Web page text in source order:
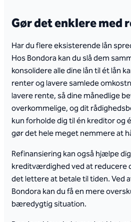
Gør det enklere med
Har du flere eksisterende lån
Hos Bondora kan du slå dem
konsolidere alle dine lån til ét lån
renter og lavere samlede
lavere rente, så dine månedlige
overkommelige, og dit
kun forholde dig til én kreditor og
gør det hele meget nemmere at
Refinansiering kan også hjælpe
kreditværdighed ved at reducere
det lettere at betale til tiden. Ved
Bondora kan du få en mere
bæredygtig situation.